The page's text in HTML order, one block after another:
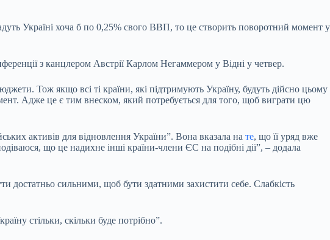
Україні хоча б по 0,25% свого ВВП, то це створить поворотний момент у
з канцлером Австрії Карлом Негаммером у Відні у четвер.
Тож якщо всі ті країни, які підтримують Україну, будуть дійсно цьому
Адже це є тим внеском, який потребується для того, щоб виграти цю
активів для відновлення України”. Вона вказала на те, що її уряд вже
що це надихне інші країни-члени ЄС на подібні дії”, – додала
достатньо сильними, щоб бути здатними захистити себе. Слабкість
стільки, скільки буде потрібно”.